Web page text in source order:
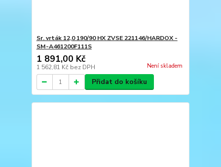
Sr. vrták 12,0 190/90 HX ZVSE 221146/HARDOX -
SM-A461200F111S
1 891,00 Kč
1 562,81 Kč bez DPH Není skladem
Přidat do košíku